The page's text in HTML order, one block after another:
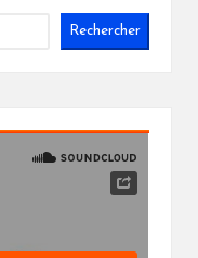
Rechercher